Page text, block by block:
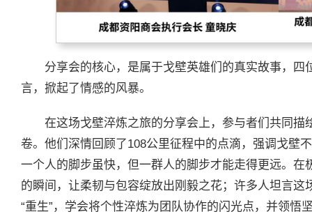
分享会的核心，是属于戈壁英雄们的真实故事，
言，掀起了情感的风暴。
在这场戈壁淬炼之旅的分享会上，参与者们共同
卷。他们深情回顾了108公里征程中的点滴，强调戈
一个人的脚步虽快，但一群人的脚步才能走得更远。
的瞬间，让柔韧与包容绽放出刚毅之花；许多人坦言
“重生”，学会将个性淬炼为团队协作的闪光点，并领悟